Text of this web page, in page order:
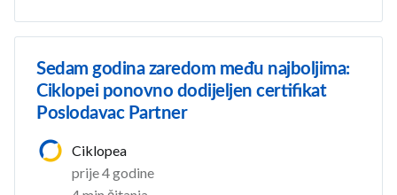
Sedam godina zaredom među najboljima:
Ciklopei ponovno dodijeljen certifikat
Poslodavac Partner
Ciklopea
prije 4 godine